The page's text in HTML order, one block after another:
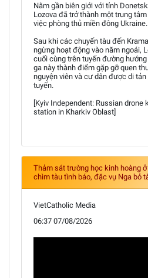
Nằm gần biên giới với tỉnh
Lozova đã trở thành một trung
việc phòng thủ miền đông Ukraine.
Sau khi các chuyến tàu đến
ngừng hoạt động vào năm ngoái,
cuối cùng trên tuyến đường
ga này thành điểm gặp gỡ quen
nguyện viên và cư dân được di
tuyến.
[Kyiv Independent: Russian
station in Kharkiv Oblast]
Thảm sát trường học kinh hoàng
chìm tàu tình báo, đặc vụ Nga bỏ
VietCatholic Media
06:37 07/08/2026